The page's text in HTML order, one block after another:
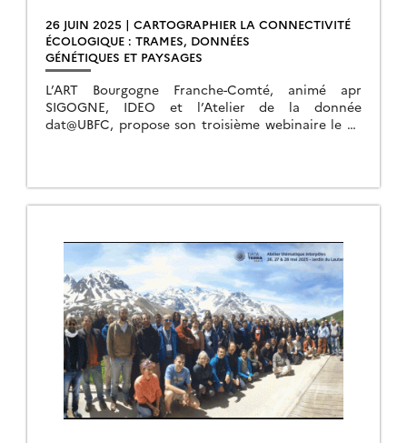
26 JUIN 2025 | CARTOGRAPHIER LA CONNECTIVITÉ
ÉCOLOGIQUE : TRAMES, DONNÉES
GÉNÉTIQUES ET PAYSAGES
L’ART Bourgogne Franche-Comté, animé apr
SIGOGNE, IDEO et l’Atelier de la donnée
dat@UBFC, propose son troisième webinaire le 26